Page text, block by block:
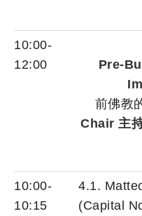
10:00-
12:00
Pre-
前佛教
Chair 主
10:00-
10:15
4.1.
(Capital